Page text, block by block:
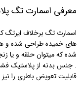
معرفی اسمارت تگ
اسمارت تگ برخلاف
های خمیده طراحی شده و
شده که میتوان حلقه و یا
. جنس بدنه از پلاستیک
قابلیت تعویض باطری را نیز